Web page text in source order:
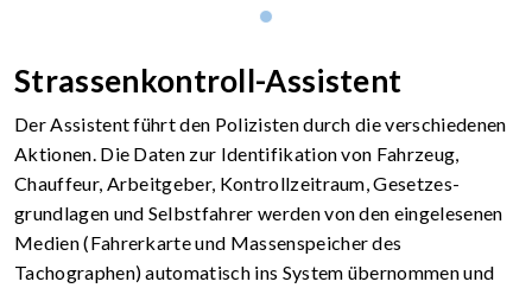
1
Strassenkontroll-Assistent
Der Assistent führt den Polizisten durch die verschiedenen
Aktionen. Die Daten zur Identifikation von Fahrzeug,
Chauffeur, Arbeitgeber, Kontrollzeitraum, Gesetzes­
grundlagen und Selbstfahrer werden von den eingelesenen
Medien (Fahrerkarte und Massenspeicher des
Tachographen) automatisch ins System übernommen und